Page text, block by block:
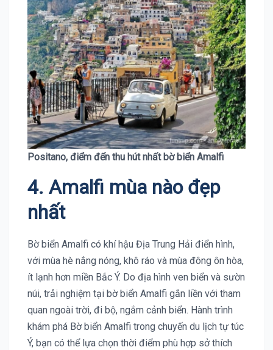
Positano, điểm đến thu hút nhất bờ biển Amalfi
4. Amalfi mùa nào đẹp
nhất
Bờ biển Amalfi có khí hậu Địa Trung Hải điển hình,
với mùa hè nắng nóng, khô ráo và mùa đông ôn hòa,
ít lạnh hơn miền Bắc Ý. Do địa hình ven biển và sườn
núi, trải nghiệm tại bờ biển Amalfi gắn liền với tham
quan ngoài trời, đi bộ, ngắm cảnh biển. Hành trình
khám phá Bờ biển Amalfi trong chuyến du lịch tự túc
Ý, bạn có thể lựa chọn thời điểm phù hợp sở thích